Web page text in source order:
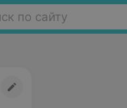
по сайту